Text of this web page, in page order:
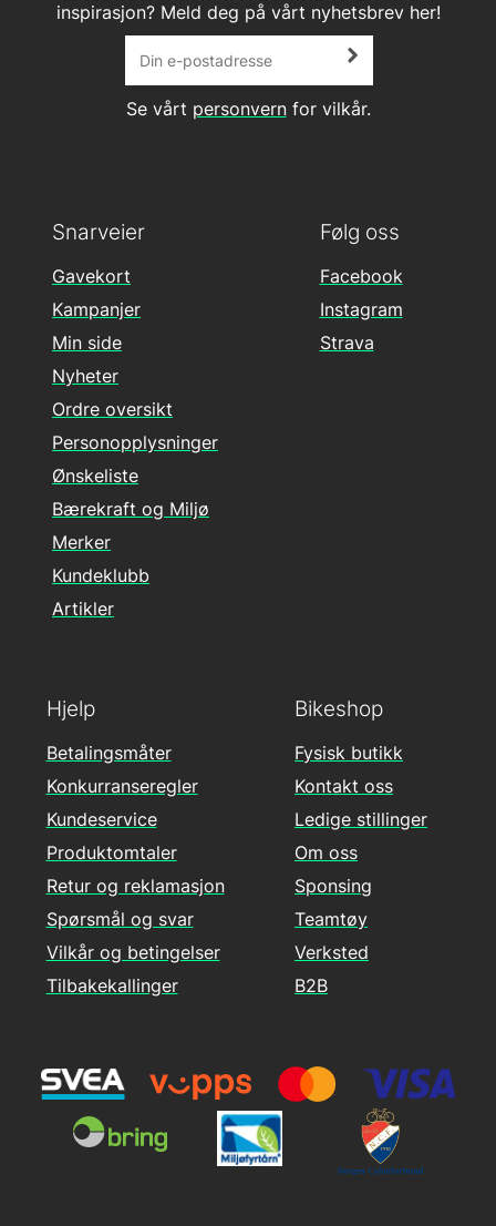
inspirasjon? Meld deg på vårt nyhetsbrev her!
Se vårt personvernfor vilkår.
Følg oss
Facebook
Instagram
Strava
Hjelp
Betalingsmåter
Konkurranseregler
Kundeservice
Produktomtaler
Retur og reklamasjon
Spørsmål og svar
Vilkår og betingelser
Tilbakekallinger
Snarveier
Gavekort
Kampanjer
Min side
Nyheter
Ordre oversikt
Personopplysninger
Ønskeliste
Bærekraft og Miljø
Merker
Kundeklubb
Artikler
Bikeshop
Fysisk butikk
Kontakt oss
Ledige stillinger
Om oss
Sponsing
Teamtøy
Verksted
B2B